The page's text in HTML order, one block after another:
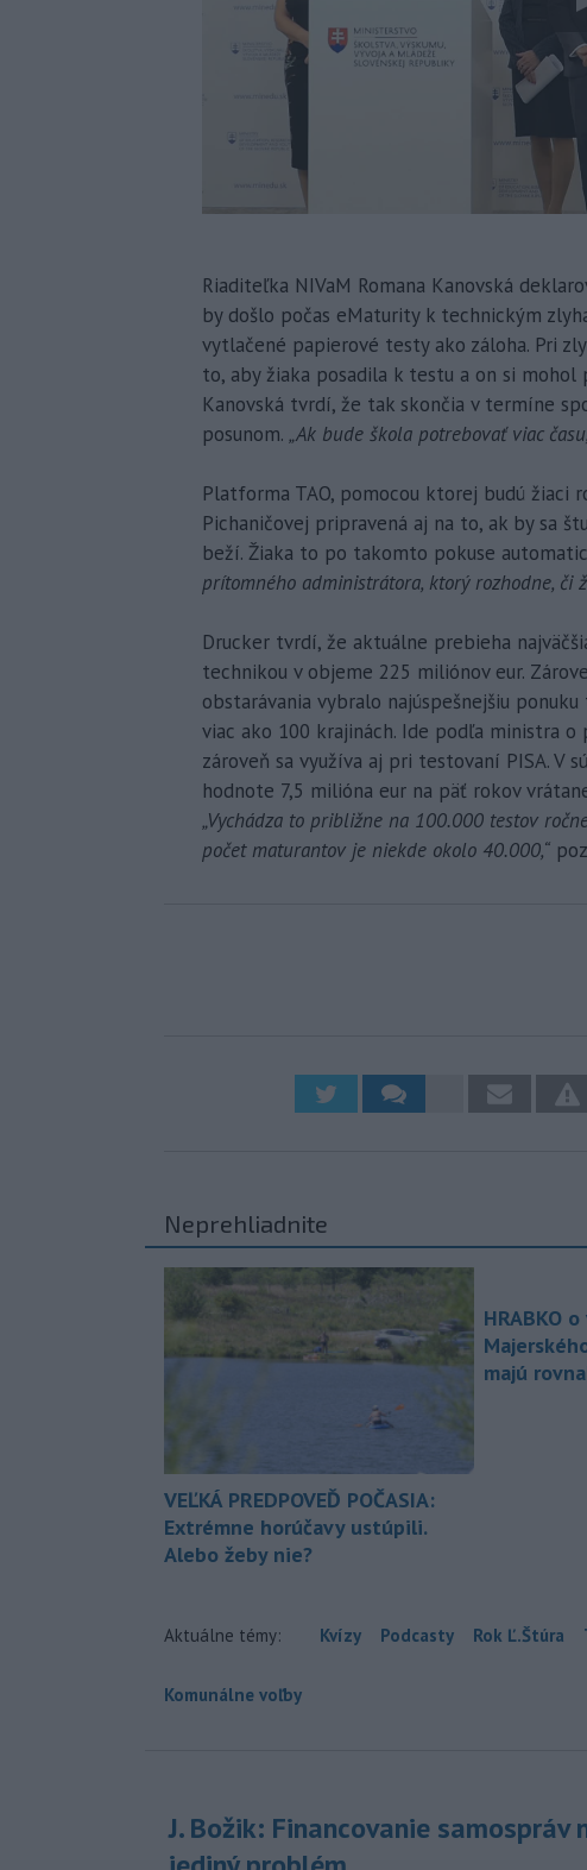
Riaditeľka NIVaM Romana Kanovská
by došlo počas eMaturity k technickým
vytlačené papierové testy ako záloha. Pri
to, aby žiaka posadila k testu a on si
Kanovská tvrdí, že tak skončia v termíne
posunom. „Ak bude škola potrebovať viac
Platforma TAO, pomocou ktorej budú
Pichaničovej pripravená aj na to, ak by sa
beží. Žiaka to po takomto pokuse
prítomného administrátora, ktorý rozhodne, či
Drucker tvrdí, že aktuálne prebieha
technikou v objeme 225 miliónov eur.
obstarávania vybralo najúspešnejšiu
viac ako 100 krajinách. Ide podľa ministra
zároveň sa využíva aj pri testovaní PISA. V
hodnote 7,5 milióna eur na päť rokov
„Vychádza to približne na 100.000 testov
počet maturantov je niekde okolo 40.000,“
Neprehliadnite
VEĽKÁ PREDPOVEĎ POČASIA:
Extrémne horúčavy ustúpili.
Alebo žeby nie?
HRABKO
majú
Aktuálne témy: Kvízy Podcasty Rok Ľ.Štúra
Komunálne voľby
J. Božik: Financovanie samospráv